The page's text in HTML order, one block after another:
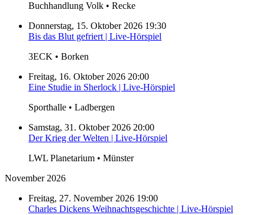
Buchhandlung Volk • Recke
Donnerstag, 15. Oktober 2026 19:30
Bis das Blut gefriert | Live-Hörspiel
3ECK • Borken
Freitag, 16. Oktober 2026 20:00
Eine Studie in Sherlock | Live-Hörspiel
Sporthalle • Ladbergen
Samstag, 31. Oktober 2026 20:00
Der Krieg der Welten | Live-Hörspiel
LWL Planetarium • Münster
November 2026
Freitag, 27. November 2026 19:00
Charles Dickens Weihnachtsgeschichte | Live-Hörspiel